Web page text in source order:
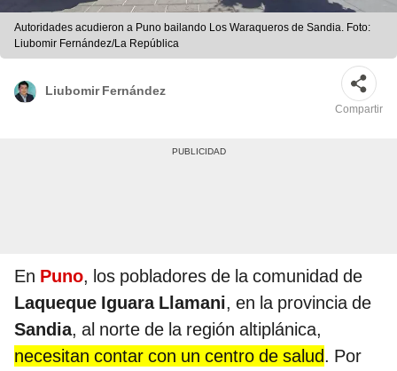
Autoridades acudieron a Puno bailando Los Waraqueros de Sandia. Foto:
Liubomir Fernández/La República
Liubomir Fernández
Compartir
En Puno, los pobladores de la comunidad de
Laqueque Iguara Llamani, en la provincia de
Sandia, al norte de la región altiplánica,
necesitan contar con un centro de salud. Por